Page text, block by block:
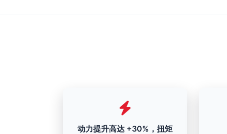
动力提升高达 +30%，扭矩